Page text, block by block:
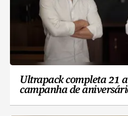
Ultrapack completa 21
campanha de